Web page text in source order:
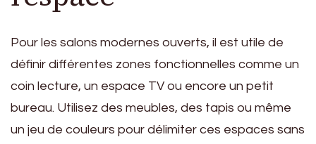
Pour les salons modernes ouverts, il est utile de
définir différentes zones fonctionnelles comme un
coin lecture, un espace TV ou encore un petit
bureau. Utilisez des meubles, des tapis ou même
un jeu de couleurs pour délimiter ces espaces sans